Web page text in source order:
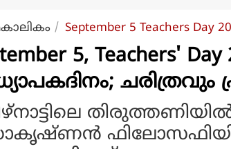
September 5 Teachers Day
5, Teachers'
ചരിത്രവും